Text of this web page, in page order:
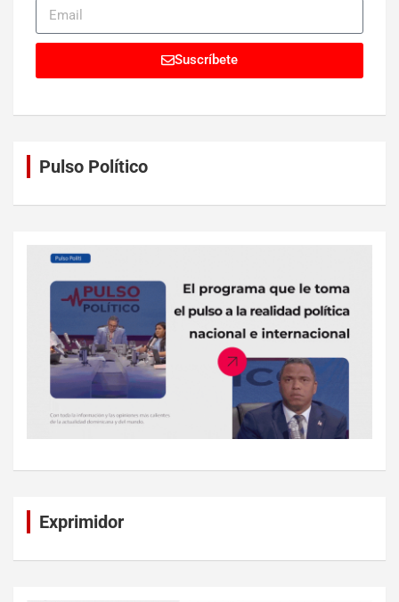
Suscríbete
Pulso Político
Exprimidor